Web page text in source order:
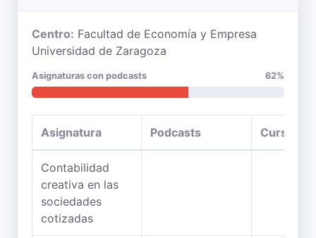
Centro: Facultad de Economía y Empresa
Universidad de Zaragoza
Asignaturas con podcasts 62%
Asignatura Podcasts Curso
Contabilidad
creativa en las
sociedades
cotizadas